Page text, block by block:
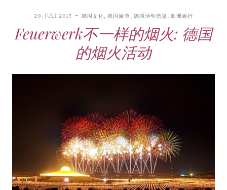
29. JULI 2017 德国文化,德国旅游 , 德国活动信息 , 欧洲旅行
Feuerwerk不一样的烟火: 德国
的烟火活动